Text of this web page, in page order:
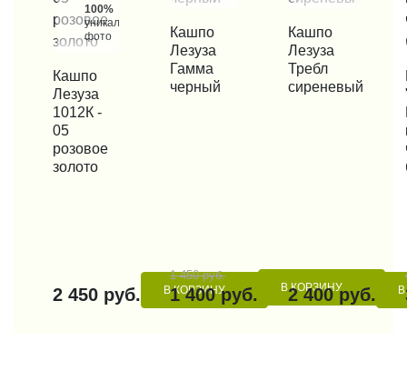
100%
уникальные
фото
КУПИТЬ В 1 КЛИК
Кашпо
Лезуза
1012К -
05
розовое
золото
2 450 руб. В КОРЗИНУ
КУПИТЬ В 1 КЛИК
Кашпо
Лезуза
Гамма
черный
1 450 руб.
1 400 руб. В КОРЗИНУ
КУПИТЬ В 1 КЛИК
Кашпо
Лезуза
Требл
сиреневый
2 400 руб.